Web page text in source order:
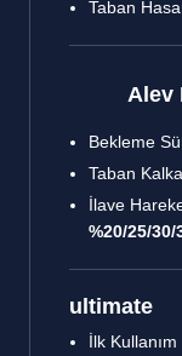
Taban
Alev
Bekleme
Taban
İlave
%20/25/30/
ultimate
İlk